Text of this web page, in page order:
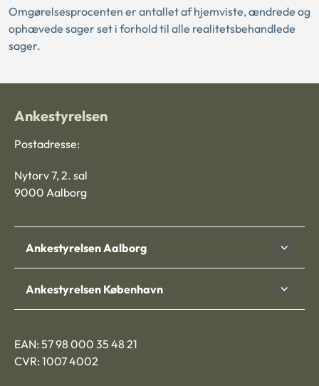
Omgørelsesprocenten er antallet af hjemviste, ændrede og
ophævede sager set i forhold til alle realitetsbehandlede
sager.
Ankestyrelsen
Postadresse:
Nytorv 7, 2. sal
9000 Aalborg
Ankestyrelsen Aalborg
Ankestyrelsen København
EAN: 57 98 000 35 48 21
CVR: 1007 4002